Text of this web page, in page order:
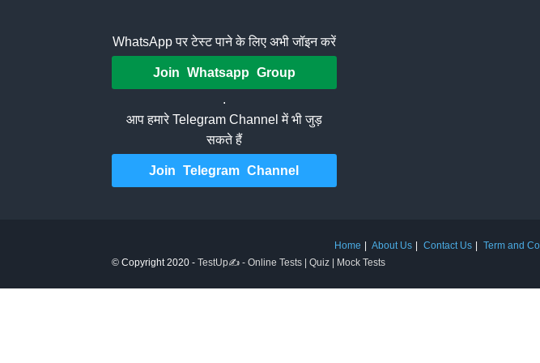
WhatsApp पर टेस्ट पाने के लिए अभी जॉइन करें
Join Whatsapp Group
.
आप हमारे Telegram Channel में भी जुड़
सकते हैं
Join Telegram Channel
Home About Us Contact Us Term and
© Copyright 2020 - TestUp✍️ - Online Tests | Quiz | Mock Tests